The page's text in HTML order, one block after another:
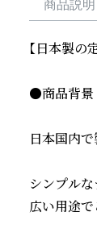
商品説明
【日本製の
●商品背景
日本国内
シンプル
広い用途で